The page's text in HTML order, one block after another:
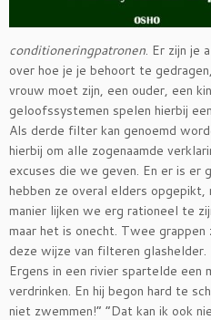
conditioneringpatronen. Er zijn je
over hoe je je behoort te
vrouw moet zijn, een ouder, een
geloofssystemen spelen hierbij
Als derde filter kan genoemd
hierbij om alle zogenaamde
excuses die we geven. En er is er
hebben ze overal elders
manier lijken we erg rationeel te
maar het is onecht. Twee
deze wijze van filteren glashelder.
Ergens in een rivier spartelde een
verdrinken. En hij begon hard te
niet zwemmen!” “Dat kan ik ook